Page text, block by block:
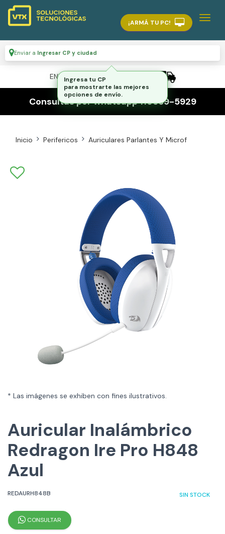
¡ARMÁ TU PC!
Enviar a Ingresar CP y ciudad
ENVÍO GRATIS A TODO EL PAÍS
Consultas por whatsapp 116559-5929
Inicio Perifericos Auriculares Parlantes Y Microf
* Las imágenes se exhiben con fines ilustrativos.
Auricular Inalámbrico
Redragon Ire Pro H848
Azul
REDAURH848B SIN STOCK
CONSULTAR
Ingresa tu CP
para mostrarte las mejores
opciones de envío.